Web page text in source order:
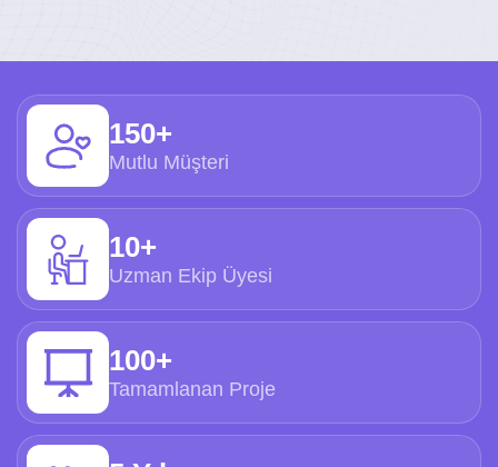
150+
Mutlu Müşteri
10+
Uzman Ekip Üyesi
100+
Tamamlanan Proje